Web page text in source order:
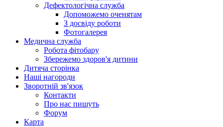
Дефектологічна служба
Допоможемо оченятам
З досвіду роботи
Фотогалерея
Медична служба
Робота фітобару
Збережемо здоров'я дитини
Дитяча сторінка
Наші нагороди
Зворотній зв'язок
Контакти
Про нас пишуть
Форум
Карта